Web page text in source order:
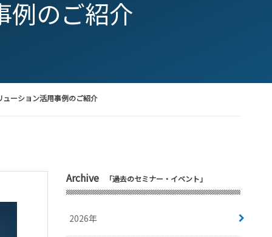
例のご紹介
ーション活用事例のご紹介
Archive 「過去のセミナー・イベント」
2026年